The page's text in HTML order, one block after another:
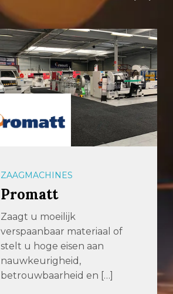
ZAAGMACHINES
Promatt
Zaagt u moeilijk
verspaanbaar materiaal of
stelt u hoge eisen aan
nauwkeurigheid,
betrouwbaarheid en […]